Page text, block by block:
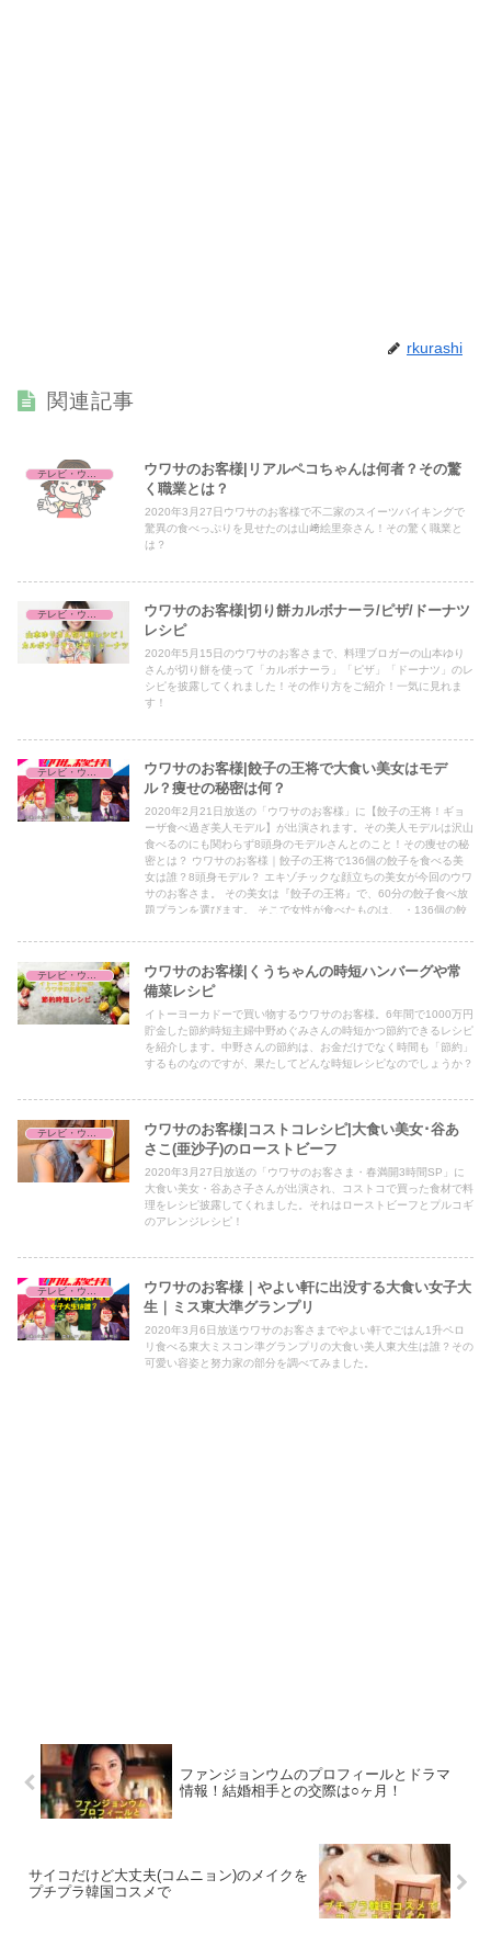
rkurashi
関連記事
ウワサのお客様|リアルペコちゃんは何者？その驚
く職業とは？
2020年3月27日ウワサのお客様で不二家のスイーツバイキングで
驚異の食べっぷりを見せたのは山﨑絵里奈さん！その驚く職業と
は？
テレビ・ウワサのお客様
ウワサのお客様|切り餅カルボナーラ/ピザ/ドーナツ
レシピ
2020年5月15日のウワサのお客さまで、料理ブロガーの山本ゆり
さんが切り餅を使って「カルボナーラ」「ピザ」「ドーナツ」のレ
シピを披露してくれました！その作り方をご紹介！一気に見れま
す！
テレビ・ウワサのお客様
ウワサのお客様|餃子の王将で大食い美女はモデ
ル？痩せの秘密は何？
2020年2月21日放送の「ウワサのお客様」に【餃子の王将！ギョ
ーザ食べ過ぎ美人モデル】が出演されます。その美人モデルは沢山
食べるのにも関わらず8頭身のモデルさんとのこと！その痩せの秘
密とは？ ウワサのお客様｜餃子の王将で136個の餃子を食べる美
女は誰？8頭身モデル？ エキゾチックな顔立ちの美女が今回のウワ
サのお客さま。 その美女は『餃子の王将』で、60分の餃子食べ放
題プランを選びます。 そこで女性が食べたものは、 ・136個の餃
前！ とても餃子好きなんでしょうね、と言いたいところですが、
にもかかわらずウエストが57センチなんだそうです。 一体何をし
てそんな体型を維持しているのでしょうか？ [ad] 美女でたくさん
食べる人、という事で思い浮かぶのが、先日「ウワサのお客様」に
出演された 「谷あさこ」さん。 谷さんも、とっても大食いなのに
もかかわらず とっても細くてお綺麗！ 谷さんの体型維持にも秘密
がありそうですよね。 その谷さんに関する記事はこちらです。
その体系の維持に関する秘密が気になります。 モデルさんなの
で、やはり何かしらの努力はされているのでしょうね。 その辺が
放送されたら分かり次第追記していきます！ 放送が楽しみです
ね。 ウワサのお客様｜餃子の王将で136個の餃子を食べる美女は
誰？8頭身モデル？ 2020年2月21日放送ウワサのお客様に、餃子
の王将で136個の餃子を食べるモデル美女が出演され、ウエスト
57cmの秘密を暴露！
テレビ・ウワサのお客様
ウワサのお客様|くうちゃんの時短ハンバーグや常
備菜レシピ
イトーヨーカドーで買い物するウワサのお客様。6年間で1000万円
貯金した節約時短主婦中野めぐみさんの時短かつ節約できるレシピ
を紹介します。中野さんの節約は、お金だけでなく時間も「節約」
するものなのですが、果たしてどんな時短レシピなのでしょうか？
ウワサのお客様|コストコレシピ|大食い美女･谷あ
さこ(亜沙子)のローストビーフ
2020年3月27日放送の「ウワサのお客さま・春満開3時間SP」に
大食い美女・谷あさ子さんが出演され、コストコで買った食材で料
理をレシピ披露してくれました。それはローストビーフとプルコギ
のアレンジレシピ！
ウワサのお客様｜やよい軒に出没する大食い女子大
生｜ミス東大準グランプリ
2020年3月6日放送ウワサのお客さまでやよい軒でごはん1升ペロ
リ食べる東大ミスコン準グランプリの大食い美人東大生は誰？その
可愛い容姿と努力家の部分を調べてみました。
ファンジョンウムのプロフィールとドラマ
情報！結婚相手との交際は○ヶ月！
サイコだけど大丈夫(コムニョン)のメイクを
プチプラ韓国コスメで